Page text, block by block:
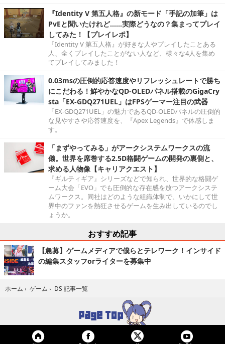
『Identity V 第五人格』の新モード「手記の加筆」は
PvEと聞いたけれど……実際どうなの？集まってプレイ
してみた！【プレイレポ】
『Identity V 第五人格』が好きな人やプレイしたことある
人、全くプレイしたことがない人など、様々な4人を集め
てプレイしてみました！
0.03msの圧倒的応答速度やリフレッシュレートで勝ち
にこだわる！鮮やかなQD-OLEDパネル搭載のGigaCry
sta「EX-GDQ271UEL」はFPSゲーマー注目の武器
「EX-GDQ271UEL」の魅力であるQD-OLEDパネルの圧倒的
な見やすさや応答速度を、『Apex Legends』で体感しま
す。
「まずやってみる」がアークシステムワークスの流
儀。世界を席巻する2.5D格闘ゲームの開発の裏側と、
求める人物像【キャリアクエスト】
『ギルティギア』シリーズなどで知られ、世界的な格闘ゲ
ーム大会「EVO」でも圧倒的な存在感を放つアークシステ
ムワークス。同社はどのような組織体制で、いかにして世
界中のファンを熱狂させるゲームを生み出しているのでし
ょうか。
おすすめ記事
【急募】ゲームメディアで僕らとテレワーク！インサイド
の編集スタッフorライターを募集中
ホーム › ゲーム › DS 記事一覧